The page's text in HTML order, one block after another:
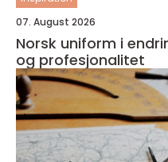
07. August 2026
Norsk uniform i
og profesjonalitet